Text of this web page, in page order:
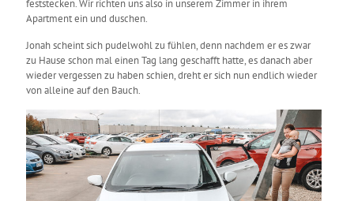
feststecken. Wir richten uns also in unserem Zimmer in ihrem
Apartment ein und duschen.
Jonah scheint sich pudelwohl zu fühlen, denn nachdem er es zwar
zu Hause schon mal einen Tag lang geschafft hatte, es danach aber
wieder vergessen zu haben schien, dreht er sich nun endlich wieder
von alleine auf den Bauch.